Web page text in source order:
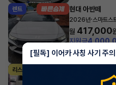
렌트 현대 아반떼
2026년·스마트스
월 417,000
지원금
조회 1,529방금전
리스
GLE
[필독] 이어카 사칭 사기 주의